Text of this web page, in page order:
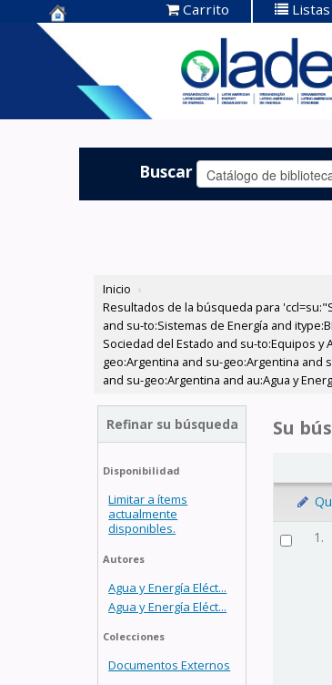
Centro de
Documentación
OLADE -
Carrito Listas
Buscar
Inicio ›
Resultados de la búsqueda para
and su-to:Sistemas de Energía and
Sociedad del Estado and su-to:Equipos y
geo:Argentina and su-geo:Argentina and
and su-geo:Argentina and au:Agua y
Refinar su búsqueda
Disponibilidad
Limitar a ítems
actualmente
disponibles.
Autores
Agua y Energía Eléct...
Agua y Energía Eléct...
Colecciones
Documentos Externos
Su
1.